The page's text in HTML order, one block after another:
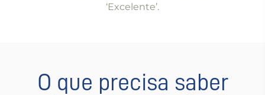
‘Excelente’.
O que precisa saber